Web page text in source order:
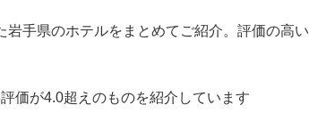
手県のホテルをまとめてご紹介。評価の高い
価が4.0超えのものを紹介しています